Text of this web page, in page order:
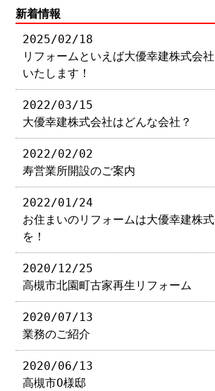
新着情報
2025/02/18
リフォームといえば大優幸建株式会
いたします！
2022/03/15
大優幸建株式会社はどんな会社？
2022/02/02
寿営業所開設のご案内
2022/01/24
お住まいのリフォームは大優幸建株
を！
2020/12/25
高槻市北園町古家再生リフォーム
2020/07/13
業務のご紹介
2020/06/13
高槻市O様邸